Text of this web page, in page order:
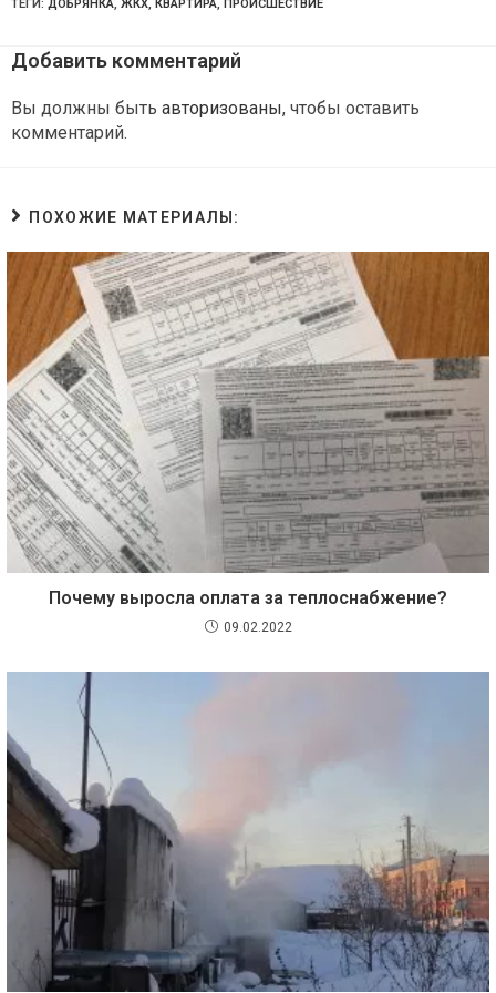
ТЕГИ: ДОБРЯНКА, ЖКХ, КВАРТИРА, ПРОИСШЕСТВИЕ
Добавить комментарий
Вы должны быть авторизованы, чтобы оставить
комментарий.
ПОХОЖИЕ МАТЕРИАЛЫ:
Почему выросла оплата за теплоснабжение?
09.02.2022